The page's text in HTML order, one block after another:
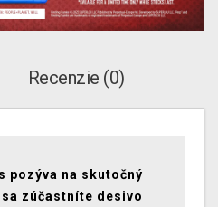
Recenzie (0)
pozýva na skutočný
zúčastníte desivo